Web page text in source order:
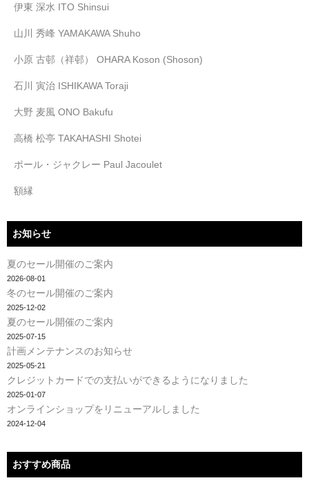
伊東 深水 ITO Shinsui
山川 秀峰 YAMAKAWA Shuho
小原 古邨（祥邨） OHARA Koson (Shoson)
石川 寅治 ISHIKAWA Toraji
大野 麦風 ONO Bakufu
高橋 松亭 TAKAHASHI Shotei
ポール・ジャクレー Paul Jacoulet
額縁
お知らせ
夏のセール開催のご案内
2026-08-01
冬のセール開催のご案内
2025-12-02
夏のセール開催のご案内
2025-07-15
計画メンテナンスのお知らせ
2025-05-21
クレジットカードでの支払いができるようになりました
2025-01-07
オンラインショップをリニューアルしました
2024-12-04
おすすめ商品